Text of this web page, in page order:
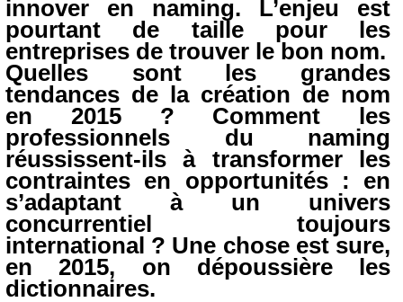
innover en naming. L’enjeu est
pourtant de taille pour les
entreprises de trouver le bon nom.
Quelles sont les grandes
tendances de la création de nom
en 2015 ? Comment les
professionnels du naming
réussissent-ils à transformer les
contraintes en opportunités : en
s’adaptant à un univers
concurrentiel toujours
international ? Une chose est sure,
en 2015, on dépoussière les
dictionnaires.